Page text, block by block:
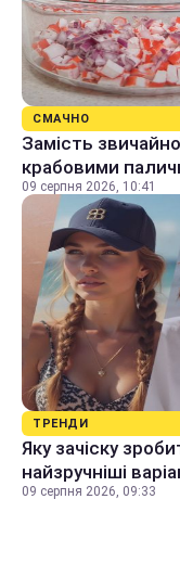
СМАЧНО
Замість
крабовими
09 серпня 2026, 10:41
ТРЕНДИ
Яку зачіску
найзручніші
09 серпня 2026, 09:33